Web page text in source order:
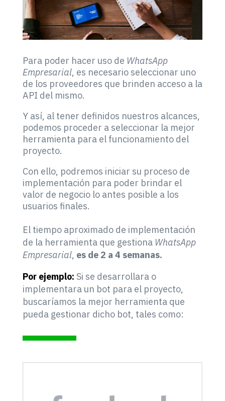
Para poder hacer uso de WhatsApp
Empresarial, es necesario seleccionar uno
de los proveedores que brinden acceso a la
API del mismo.
Y así, al tener definidos nuestros alcances,
podemos proceder a seleccionar la mejor
herramienta para el funcionamiento del
proyecto.
Con ello, podremos iniciar su proceso de
implementación para poder brindar el
valor de negocio lo antes posible a los
usuarios finales.
El tiempo aproximado de implementación
de la herramienta que gestiona WhatsApp
Empresarial, es de 2 a 4 semanas.
Por ejemplo: Si se desarrollara o
implementara un bot para el proyecto,
buscaríamos la mejor herramienta que
pueda gestionar dicho bot, tales como: